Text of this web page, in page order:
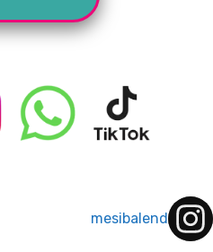
mesibalend